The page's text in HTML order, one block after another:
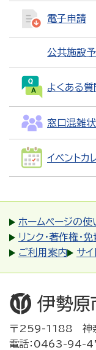
電子申請
公共施設
よくある質
窓口混雑
イベントカ
ホームページの使
リンク・著作権・
ご利用案内
サイ
〒259-1188 神
電話：0463-94-